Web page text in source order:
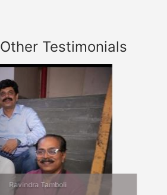
Other Testimonials
Previous